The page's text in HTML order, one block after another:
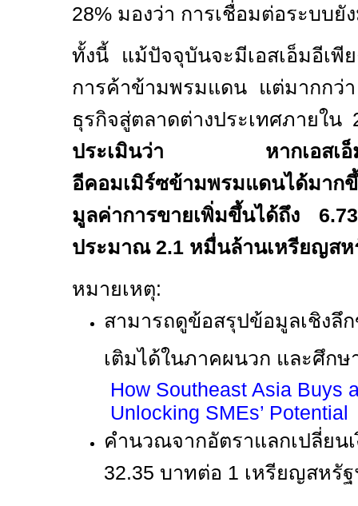
28% มองว่า การเชื่อมต่อระบบ
ทั้งนี้ แม้ปัจจุบันจะมีเอสเอ็มอีเ
การค้าข้ามพรมแดน แต่มากก
ธุรกิจสู่ตลาดต่างประเทศภายใน
ประเมินว่า หากเอสเอ็มอี
อีคอมเมิร์ซข้ามพรมแดนได้มา
มูลค่าการขายเพิ่มขึ้นได้ถึง
ประมาณ 2.1 หมื่นล้านเหรียญส
หมายเหตุ:
สามารถดูข้อสรุปข้อมูลเชิงลึ
เติมได้ในภาคผนวก และศึกษ
How Southeast Asia Buys
Unlocking SMEs’ Potential
คำนวณจากอัตราแลกเปลี่ยน
32.35 บาทต่อ 1 เหรียญสหรัฐ